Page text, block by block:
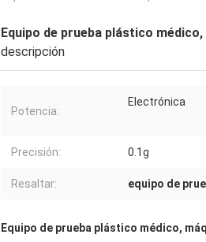
Equipo de prueba plástico
descripción
Potencia:
Electrónica
Precisión: 0.1g
Resaltar: equipo de
Equipo de prueba plástico médico,